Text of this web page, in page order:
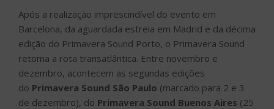
Após a realização imprescindível do evento em
Barcelona, da aguardada estreia em Madrid e da décima
edição do Primavera Sound Porto, o Primavera Sound
retoma a rota transatlântica. Entre novembro e
dezembro, acontecem as segundas edições
do Primavera Sound São Paulo (marcado para 2 e 3
de dezembro), do Primavera Sound Buenos Aires (25